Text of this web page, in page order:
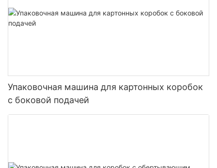
Упаковочная машина для картонных коробок
с боковой подачей